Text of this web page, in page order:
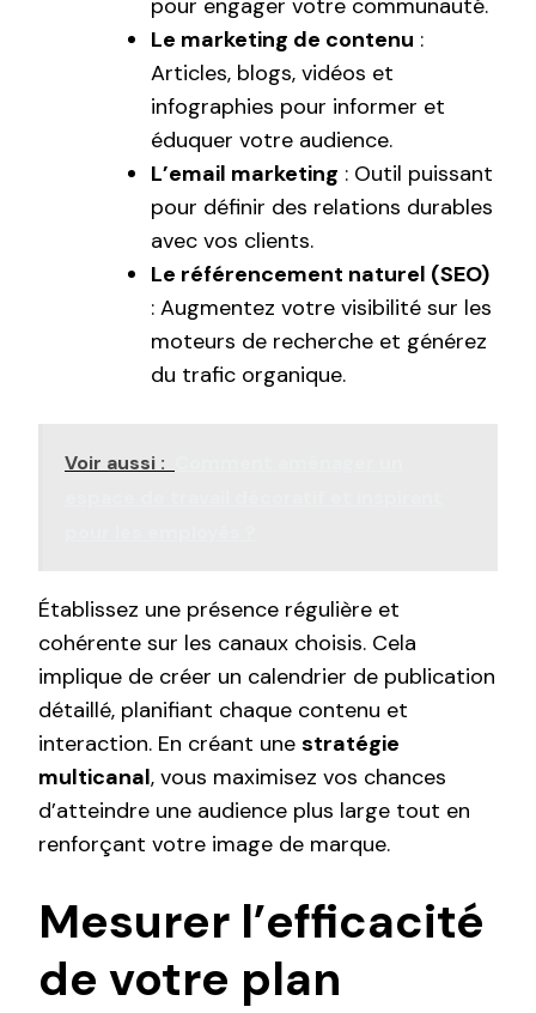
pour engager votre communauté.
Le marketing de contenu :
Articles, blogs, vidéos et
infographies pour informer et
éduquer votre audience.
L’email marketing : Outil puissant
pour définir des relations durables
avec vos clients.
Le référencement naturel (SEO)
: Augmentez votre visibilité sur les
moteurs de recherche et générez
du trafic organique.
Voir aussi :
Établissez une présence régulière et
cohérente sur les canaux choisis. Cela
implique de créer un calendrier de publication
détaillé, planifiant chaque contenu et
interaction. En créant une stratégie
multicanal, vous maximisez vos chances
d’atteindre une audience plus large tout en
renforçant votre image de marque.
Mesurer l’efficacité
de votre plan